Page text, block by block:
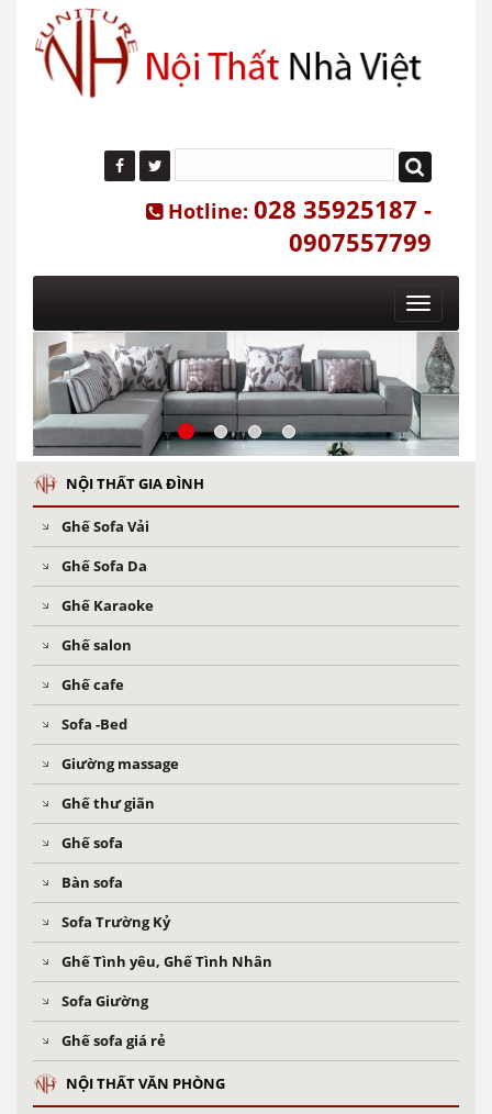
Hotline: 028 35925187 -
0907557799
Toggle
NỘI THẤT GIA ĐÌNH
Ghế Sofa Vải
Ghế Sofa Da
Ghế Karaoke
Ghế salon
Ghế cafe
Sofa -Bed
Giường massage
Ghế thư giãn
Ghế sofa
Bàn sofa
Sofa Trường Kỷ
Ghế Tình yêu, Ghế Tình Nhân
Sofa Giường
Ghế sofa giá rẻ
NỘI THẤT VĂN PHÒNG